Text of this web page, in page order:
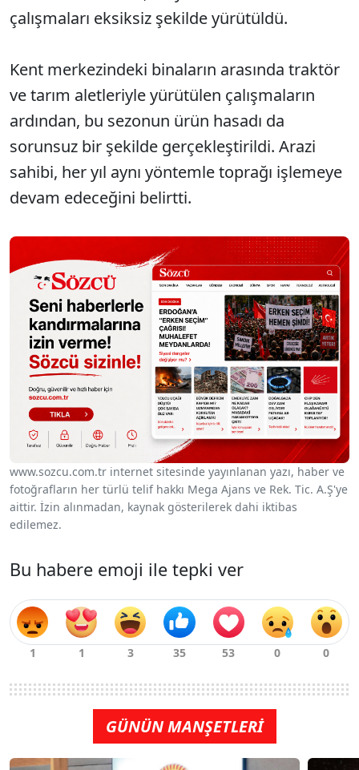
çalışmaları eksiksiz şekilde yürütüldü.
Kent merkezindeki binaların arasında traktör
ve tarım aletleriyle yürütülen çalışmaların
ardından, bu sezonun ürün hasadı da
sorunsuz bir şekilde gerçekleştirildi. Arazi
sahibi, her yıl aynı yöntemle toprağı işlemeye
devam edeceğini belirtti.
www.sozcu.com.tr internet sitesinde yayınlanan yazı, haber ve
fotoğrafların her türlü telif hakkı Mega Ajans ve Rek. Tic. A.Ş'ye
aittir. İzin alınmadan, kaynak gösterilerek dahi iktibas
edilemez.
Bu habere emoji ile tepki ver
GÜNÜN MANŞETLERİ